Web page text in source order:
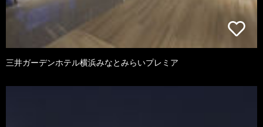
三井ガーデンホテル横浜みなとみらいプレミア